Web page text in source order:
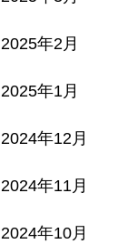
2025年2月
2025年1月
2024年12月
2024年11月
2024年10月